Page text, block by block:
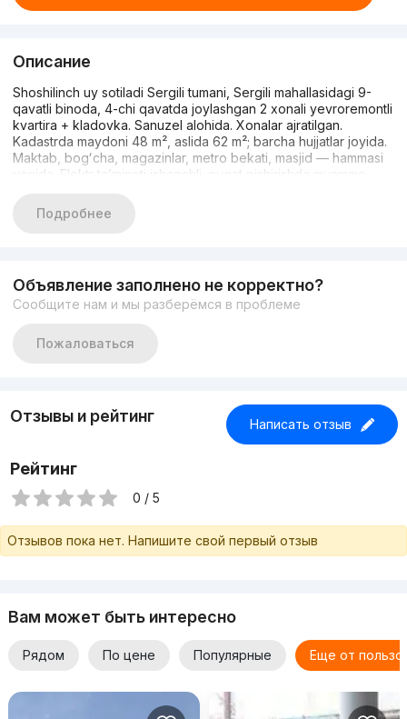
Описание
Shoshilinch uy sotiladi Sergili tumani, Sergili mahallasidagi 9-
qavatli binoda, 4-chi qavatda joylashgan 2 xonali yevroremontli
kvartira + kladovka. Sanuzel alohida. Xonalar ajratilgan.
Kadastrda maydoni 48 m², aslida 62 m²; barcha hujjatlar joyida.
Maktab, bogʻcha, magazinlar, metro bekati, masjid — hammasi
yonida. Elektr ta’minoti ishonchli; ovqat pishirishda muammo
000$ Murojat uchun: +998909900889, +998881010889
Подробнее
Объявление заполнено не корректно?
Сообщите нам и мы разберёмся в проблеме
Пожаловаться
Отзывы и рейтинг Написать отзыв
Рейтинг
0 / 5
Отзывов пока нет. Напишите свой первый отзыв
Вам может быть интересно
Рядом По цене Популярные Еще от